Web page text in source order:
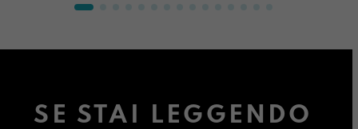
SE STAI LEGGENDO